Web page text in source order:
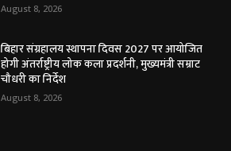
August 8, 2026
बिहार संग्रहालय स्थापना दिवस 2027 पर आयोजित
होगी अंतर्राष्ट्रीय लोक कला प्रदर्शनी, मुख्यमंत्री सम्राट
चौधरी का निर्देश
August 8, 2026